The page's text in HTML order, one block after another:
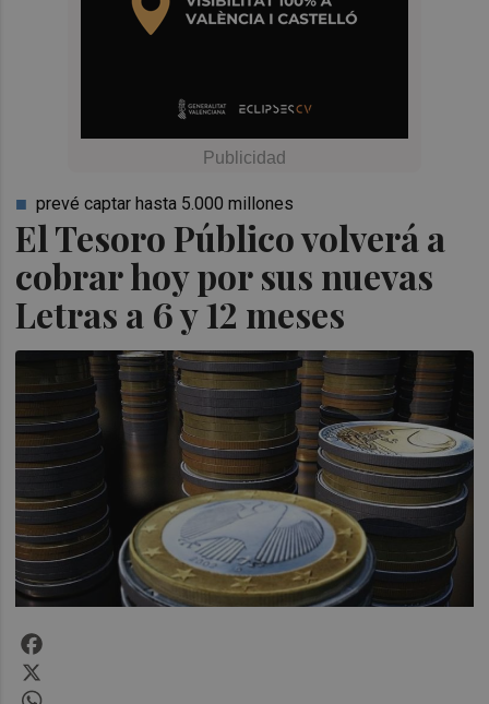
El Tesoro Público volverá a
cobrar hoy por sus nuevas
Letras a 6 y 12 meses
prevé captar hasta 5.000 millones